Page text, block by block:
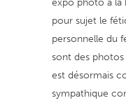
expo photo à la
pour sujet le
personnelle du
sont des photos
est désormais
sympathique